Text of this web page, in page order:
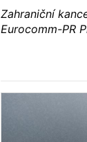
Zahraniční
Eurocomm-PR